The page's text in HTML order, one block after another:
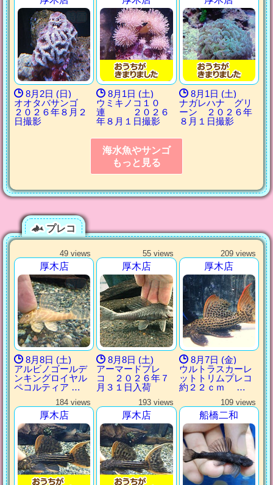
8月2日 (日)
オオタバサンゴ
２０２６年８月２
日撮影
8月1日 (土)
ウミキノコ１０
連 ２０２６
年８月１日撮影
8月1日 (土)
ナガレハナ グリ
ーン ２０２６年
８月１日撮影
海水魚やサンゴ
もっと見る
プレコ
49 views
厚木店
8月8日 (土)
アルビノゴールデ
ンキングロイヤル
ペコルティア …
55 views
厚木店
8月8日 (土)
アーマードプレ
コ ２０２６年７
月３１日入荷
209 views
厚木店
8月7日 (金)
ウルトラスカーレ
ットトリムプレコ
約２２ｃｍ …
184 views
厚木店
193 views
厚木店
109 views
船橋二和